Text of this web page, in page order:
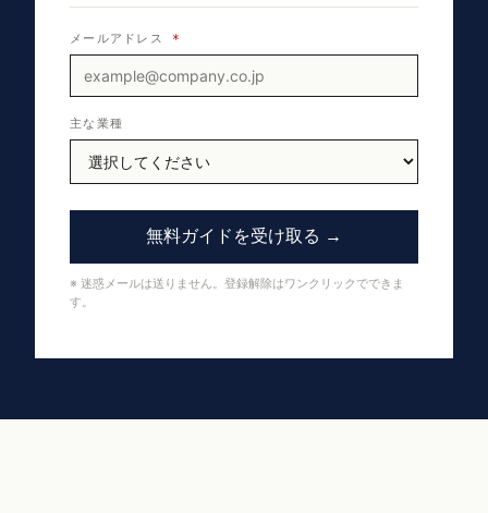
メールアドレス *
主な業種
無料ガイドを受け取る →
※ 迷惑メールは送りません。登録解除はワンクリックでできま
す。